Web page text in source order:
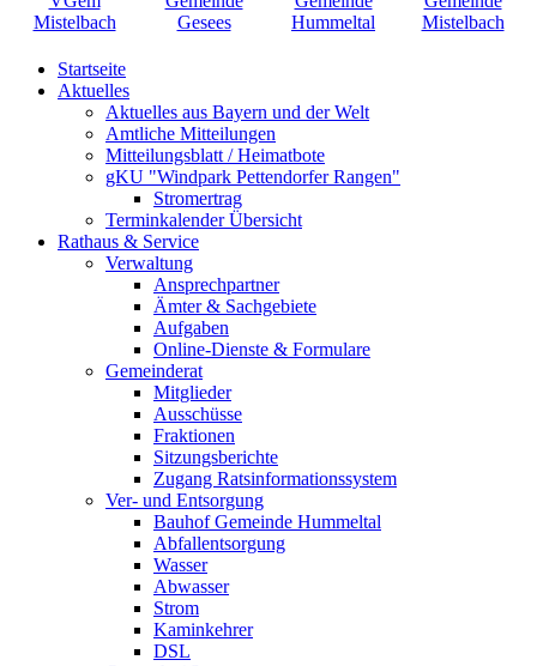
Startseite
Aktuelles
Aktuelles aus Bayern und der Welt
Amtliche Mitteilungen
Mitteilungsblatt / Heimatbote
gKU "Windpark Pettendorfer Rangen"
Stromertrag
Terminkalender Übersicht
Rathaus & Service
Verwaltung
Ansprechpartner
Ämter & Sachgebiete
Aufgaben
Online-Dienste & Formulare
Gemeinderat
Mitglieder
Ausschüsse
Fraktionen
Sitzungsberichte
Zugang Ratsinformationssystem
Ver- und Entsorgung
Bauhof Gemeinde Hummeltal
Abfallentsorgung
Wasser
Abwasser
Strom
Kaminkehrer
DSL